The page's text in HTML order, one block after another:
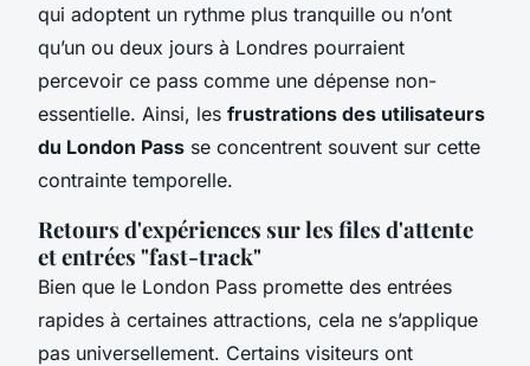
qui adoptent un rythme plus tranquille ou n’ont
qu’un ou deux jours à Londres pourraient
percevoir ce pass comme une dépense non-
essentielle. Ainsi, les frustrations des utilisateurs
du London Pass se concentrent souvent sur cette
contrainte temporelle.
Retours d'expériences sur les files d'attente
et entrées "fast-track"
Bien que le London Pass promette des entrées
rapides à certaines attractions, cela ne s’applique
pas universellement. Certains visiteurs ont